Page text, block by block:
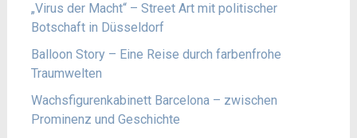
„Virus der Macht“ – Street Art mit politischer
Botschaft in Düsseldorf
Balloon Story – Eine Reise durch farbenfrohe
Traumwelten
Wachsfigurenkabinett Barcelona – zwischen
Prominenz und Geschichte